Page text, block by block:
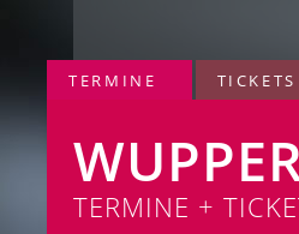
TERMINE TICKETS
TERMINE +